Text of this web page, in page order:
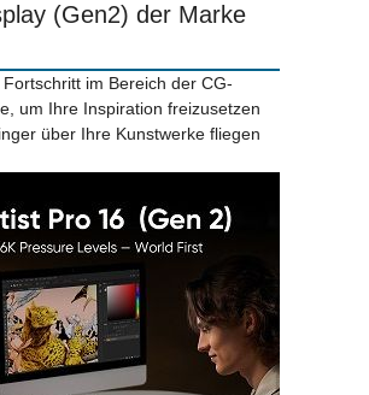
(Gen2) der Marke
im Bereich der CG-
um Ihre Inspiration freizusetzen
über Ihre Kunstwerke fliegen